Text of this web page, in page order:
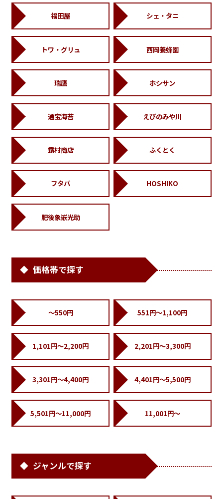
福田屋 シェ・タニ
トワ・グリュ 西岡養蜂園
瑞鷹 ホシサン
通宝海苔 えびのみや川
霜村商店 ふくとく
フタバ HOSHIKO
肥後象嵌光助
価格帯で探す
～550円 551円～1,100円
1,101円～2,200円 2,201円～3,300円
3,301円～4,400円 4,401円～5,500円
5,501円～11,000円 11,001円～
ジャンルで探す